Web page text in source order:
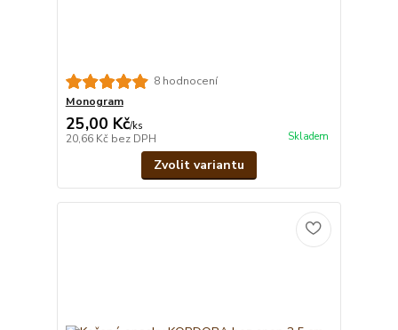
8 hodnocení
Monogram
25,00 Kč/ks
20,66 Kč bez DPH Skladem
Zvolit variantu